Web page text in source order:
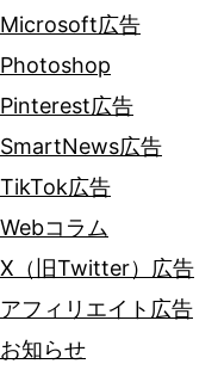
Microsoft広告
Photoshop
Pinterest広告
SmartNews広告
TikTok広告
Webコラム
X（旧Twitter）広告
アフィリエイト広告
お知らせ